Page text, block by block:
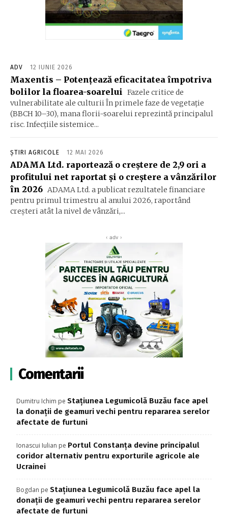
ADV 12 IUNIE 2026
Maxentis – Potențează eficacitatea împotriva
bolilor la floarea-soarelui
Fazele critice de
vulnerabilitate ale culturii În primele faze de vegetație
(BBCH 10–30), mana florii-soarelui reprezintă principalul
risc. Infecțiile sistemice...
ȘTIRI AGRICOLE 12 MAI 2026
ADAMA Ltd. raportează o creștere de 2,9 ori a
profitului net raportat și o creștere a vânzărilor
în 2026 ADAMA Ltd. a publicat rezultatele financiare
pentru primul trimestru al anului 2026, raportând
creșteri atât la nivel de vânzări,...
‹ adv ›
Comentarii
Dumitru Ichim pe Stațiunea Legumicolă Buzău face apel
la donații de geamuri vechi pentru repararea serelor
afectate de furtuni
Ionascui Iulian pe Portul Constanța devine principalul
coridor alternativ pentru exporturile agricole ale
Ucrainei
Bogdan pe Stațiunea Legumicolă Buzău face apel la
donații de geamuri vechi pentru repararea serelor
afectate de furtuni